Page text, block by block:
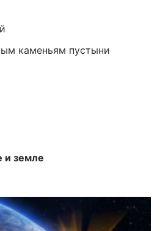
каменьям пустыни
и земле